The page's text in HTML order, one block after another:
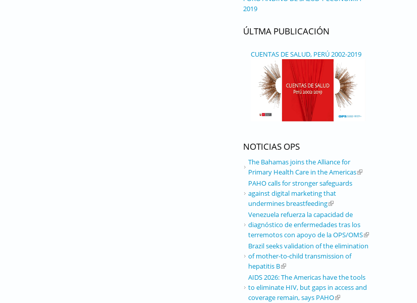
2019
ÚLTMA PUBLICACIÓN
CUENTAS DE SALUD, PERÚ 2002-2019
NOTICIAS OPS
The Bahamas joins the Alliance for
Primary Health Care in the Americas(link is external)
PAHO calls for stronger safeguards
against digital marketing that
undermines breastfeeding(link is external)
Venezuela refuerza la capacidad de
diagnóstico de enfermedades tras los
terremotos con apoyo de la OPS/OMS(link is external)
Brazil seeks validation of the elimination
of mother-to-child transmission of
hepatitis B(link is external)
AIDS 2026: The Americas have the tools
to eliminate HIV, but gaps in access and
coverage remain, says PAHO(link is external)